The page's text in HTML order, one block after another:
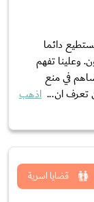
دائما
وعلينا تفهم
في منع
تعرف ان... اذهب
قضايا اسرية